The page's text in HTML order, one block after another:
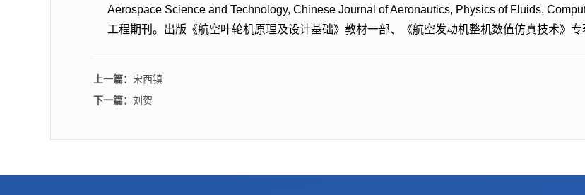
Aerospace Science and Technology, Chinese Journal of Aeronautics, Physics of Fluids,
工程期刊。出版《航空叶轮机原理及设计基础》教材一部、《航空发动机整机数值仿真技术》
上一篇： 宋西镇
下一篇： 刘贺